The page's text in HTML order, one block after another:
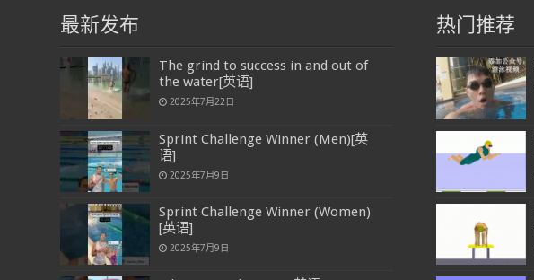
最新发布
The grind to success in and out of
the water[英语]
2025年7月22日
Sprint Challenge Winner (Men)[英
语]
2025年7月9日
Sprint Challenge Winner (Women)
[英语]
2025年7月9日
热门推荐